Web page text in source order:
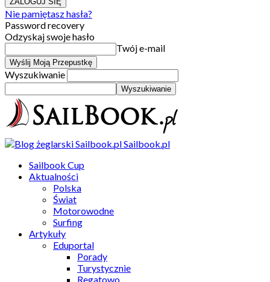
Nie pamiętasz hasła?
Password recovery
Odzyskaj swoje hasło
Twój e-mail
Wyszukiwanie
Sailbook.pl
Sailbook Cup
Aktualności
Polska
Świat
Motorowodne
Surfing
Artykuły
Eduportal
Porady
Turystycznie
Regatowo